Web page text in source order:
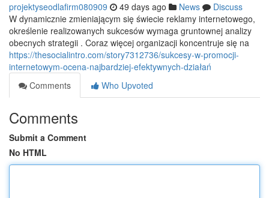
projektyseodlafirm080909 49 days ago News
Discuss
W dynamicznie zmieniającym się świecie reklamy internetowego,
określenie realizowanych sukcesów wymaga gruntownej analizy
obecnych strategii . Coraz więcej organizacji koncentruje się na
https://thesocialintro.com/story7312736/sukcesy-w-promocji-
internetowym-ocena-najbardziej-efektywnych-działań
Comments
Who Upvoted
Comments
Submit a Comment
No HTML